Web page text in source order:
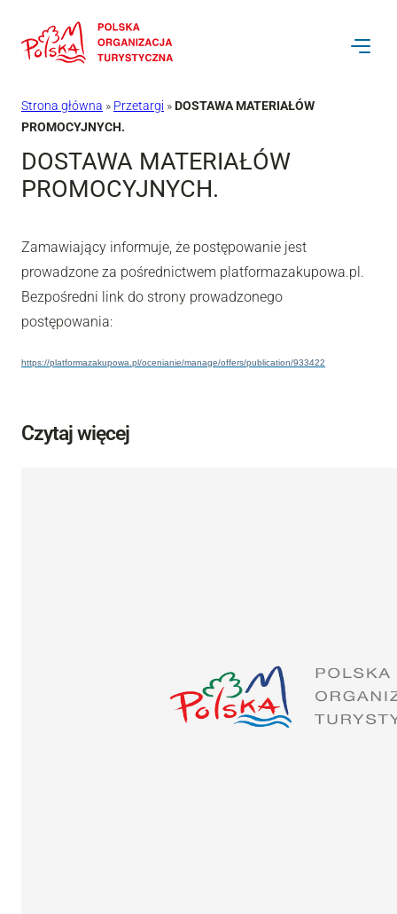
do
Strona główna » Przetargi »DOSTAWA MATERIAŁÓW
PROMOCYJNYCH.
DOSTAWA MATERIAŁÓW
PROMOCYJNYCH.
Zamawiający informuje, że postępowanie jest
prowadzone za pośrednictwem platformazakupowa.pl.
Bezpośredni link do strony prowadzonego
postępowania:
https://platformazakupowa.pl/ocenianie/manage/offers/publication/933422
Czytaj więcej